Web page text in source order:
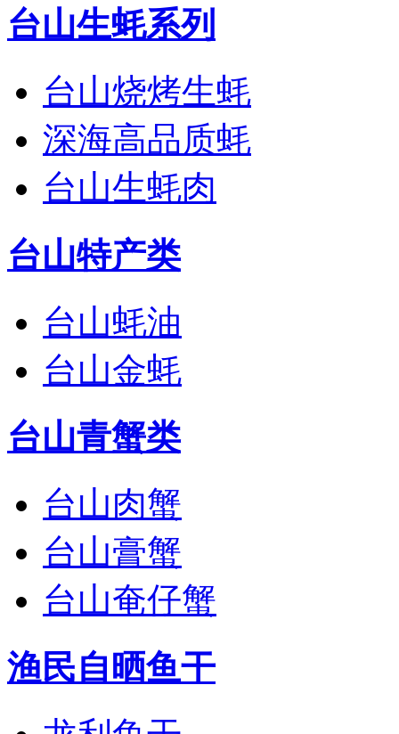
台山生蚝系列
台山烧烤生蚝
深海高品质蚝
台山生蚝肉
台山特产类
台山蚝油
台山金蚝
台山青蟹类
台山肉蟹
台山膏蟹
台山奄仔蟹
渔民自晒鱼干